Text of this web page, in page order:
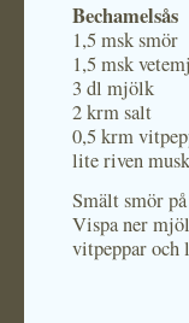
Bechamelsås
1,5 msk smör
1,5 msk
3 dl mjölk
2 krm salt
0,5 krm
lite riven
Smält smör
Vispa ner
vitpeppar och